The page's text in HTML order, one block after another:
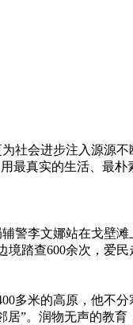
会进步注入源源不
真实的生活、最
李文娜站在戈壁滩
查600余次，爱
米的高原，他不分
。润物无声的教育